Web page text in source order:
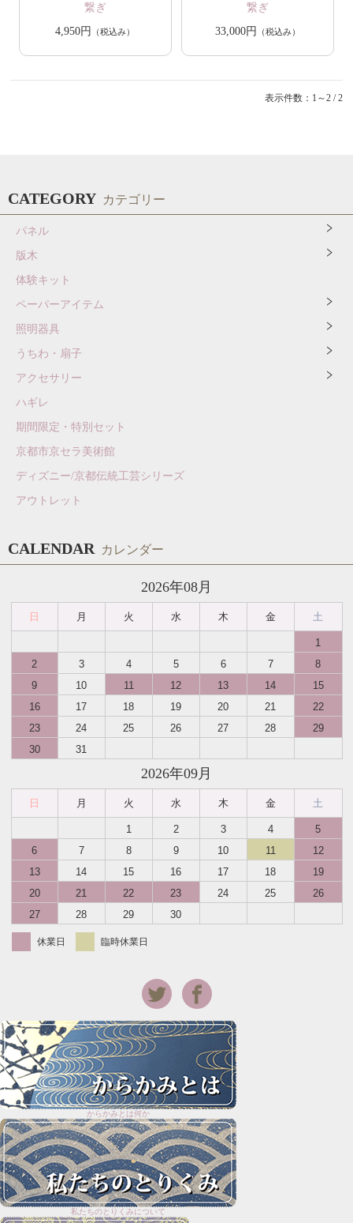
繋ぎ
4,950円
（税込み）
繋ぎ
33,000円
（税込み）
表示件数：1～2 / 2
CATEGORY カテゴリー
パネル
版木
体験キット
ペーパーアイテム
照明器具
うちわ・扇子
アクセサリー
ハギレ
期間限定・特別セット
京都市京セラ美術館
ディズニー/京都伝統工芸シリーズ
アウトレット
CALENDAR カレンダー
2026年08月
日 月 火 水 木 金 土
1
2
3 4 5 6 7
8
9
10 11 12 13 14
15
16
17 18 19 20 21
22
23
24 25 26 27 28
29
30
31
2026年09月
日 月 火 水 木 金 土
1 2 3 4
5
6
7 8 9 10 11
12
13
14 15 16 17 18
19
20
21 22 23 24 25
26
27
28 29 30
休業日 臨時休業日
からかみとは何か
私たちのとりくみについて